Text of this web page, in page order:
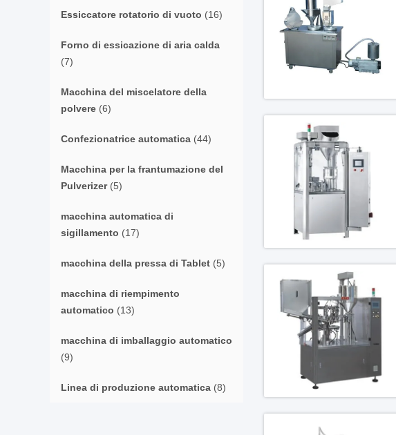
Essiccatore rotatorio di vuoto (16)
Forno di essicazione di aria calda
(7)
Macchina del miscelatore della
polvere (6)
Confezionatrice automatica (44)
Macchina per la frantumazione del
Pulverizer(5)
macchina automatica di
sigillamento (17)
macchina della pressa di Tablet (5)
macchina di riempimento
automatico (13)
macchina di imballaggio automatico
(9)
Linea di produzione automatica (8)